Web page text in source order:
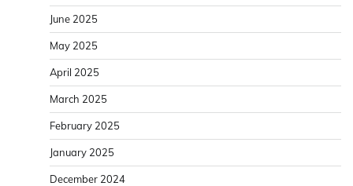
June 2025
May 2025
April 2025
March 2025
February 2025
January 2025
December 2024